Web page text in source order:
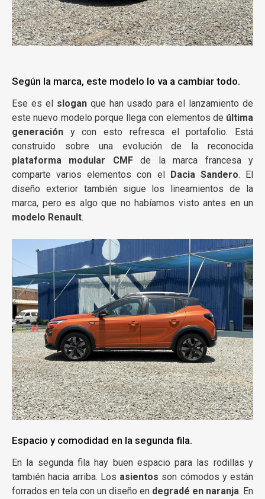
Según la marca, este modelo lo va a cambiar todo.
Ese es el slogan que han usado para el lanzamiento de
este nuevo modelo porque llega con elementos de última
generación y con esto refresca el portafolio. Está
construido sobre una evolución de la reconocida
plataforma modular CMFde la marca francesa y
comparte varios elementos con el
Dacia Sandero. El
diseño exterior también sigue los lineamientos de la
marca, pero es algo que no habíamos visto antes en un
modelo Renault.
Espacio y comodidad en la segunda fila.
En la segunda fila hay buen espacio para las rodillas y
también hacia arriba. Los asientos son cómodos y están
forrados en tela con un diseño en degradé en naranja. En